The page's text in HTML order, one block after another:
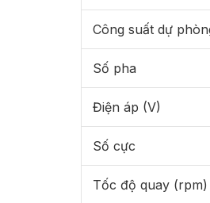
Công suất dự
Số pha
Điện áp (V)
Số cực
Tốc độ quay (rpm)